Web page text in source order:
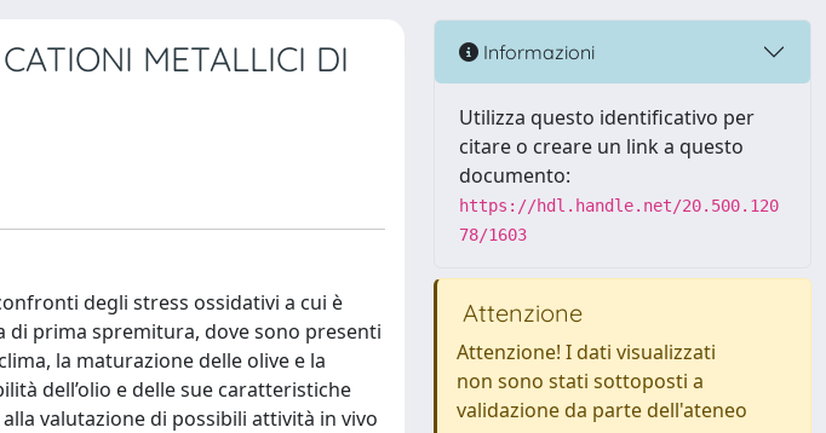
METALLICI DI
degli stress ossidativi a cui è
di prima spremitura, dove sono presenti
la maturazione delle olive e la
dell’olio e delle sue caratteristiche
valutazione di possibili attività in vivo
Informazioni
Utilizza questo identificativo per
citare o creare un link a questo
documento:
https://hdl.handle.net/20.500.120
78/1603
Attenzione
Attenzione! I dati visualizzati
non sono stati sottoposti a
validazione da parte dell'ateneo